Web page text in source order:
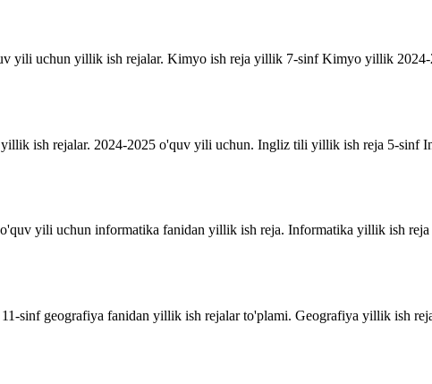
yili uchun yillik ish rejalar. Kimyo ish reja yillik 7-sinf Kimyo yillik
ish rejalar. 2024-2025 o'quv yili uchun. Ingliz tili yillik ish reja 5-sinf
yili uchun informatika fanidan yillik ish reja. Informatika yillik ish
sinf geografiya fanidan yillik ish rejalar to'plami. Geografiya yillik ish